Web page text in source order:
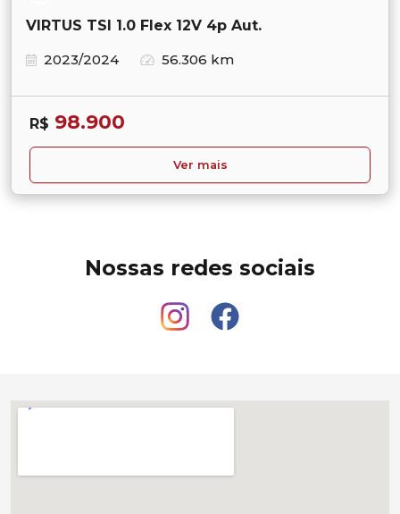
VIRTUS TSI 1.0 Flex 12V 4p Aut.
2023/2024
56.306 km
R$ 98.900
Ver mais
Nossas redes sociais